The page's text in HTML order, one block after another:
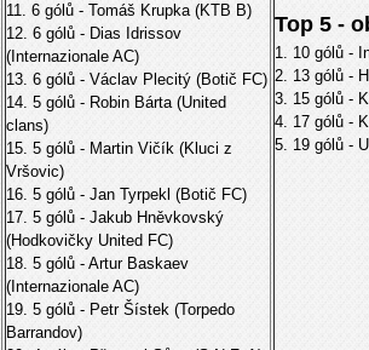
11. 6 gólů - Tomáš Krupka (KTB B)
12. 6 gólů - Dias Idrissov
(Internazionale AC)
13. 6 gólů - Václav Plecitý (Botič FC)
14. 5 gólů - Robin Bárta (United
clans)
15. 5 gólů - Martin Vičík (Kluci z
Vršovic)
16. 5 gólů - Jan Tyrpekl (Botič FC)
17. 5 gólů - Jakub Hněvkovský
(Hodkovičky United FC)
18. 5 gólů - Artur Baskaev
(Internazionale AC)
19. 5 gólů - Petr Šístek (Torpedo
Barrandov)
Top 5 -
1. 10 gólů -
2. 13 gólů -
3. 15 gólů -
4. 17 gólů -
5. 19 gólů -